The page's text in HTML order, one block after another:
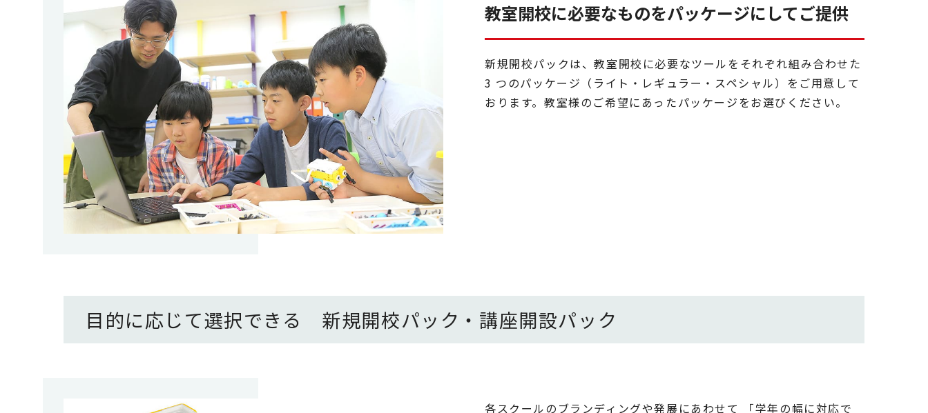
教室開校に必要なものをパッケージにしてご提供
新規開校パックは、教室開校に必要なツールをそれぞれ組み合わせた
3 つのパッケージ（ライト・レギュラー・スペシャル）をご用意して
おります。教室様のご希望にあったパッケージをお選びください。
目的に応じて選択できる 新規開校パック・講座開設パック
各スクールのブランディングや発展にあわせて 「学年の幅に対応で